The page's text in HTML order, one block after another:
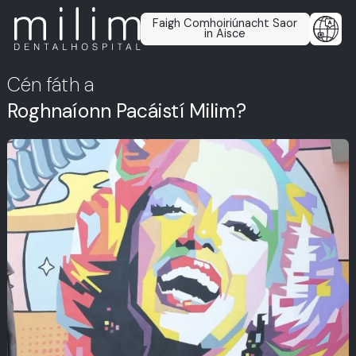
Faigh Comhoiriúnacht Saor
in Aisce
Cén fáth a
Roghnaíonn Pacáistí Milim?